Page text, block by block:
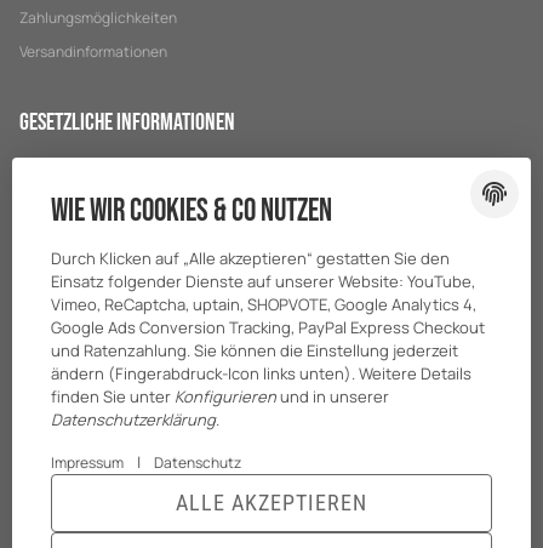
Zahlungsmöglichkeiten
Versandinformationen
Gesetzliche Informationen
Impressum
Batteriegesetzhinweise
Wie wir Cookies & Co nutzen
Durch Klicken auf „Alle akzeptieren“ gestatten Sie den
Einsatz folgender Dienste auf unserer Website: YouTube,
Vimeo, ReCaptcha, uptain, SHOPVOTE, Google Analytics 4,
Google Ads Conversion Tracking, PayPal Express Checkout
und Ratenzahlung. Sie können die Einstellung jederzeit
ändern (Fingerabdruck-Icon links unten). Weitere Details
finden Sie unter Konfigurierenund in unserer
Datenschutzerklärung.
Impressum | Datenschutz
ALLE AKZEPTIEREN